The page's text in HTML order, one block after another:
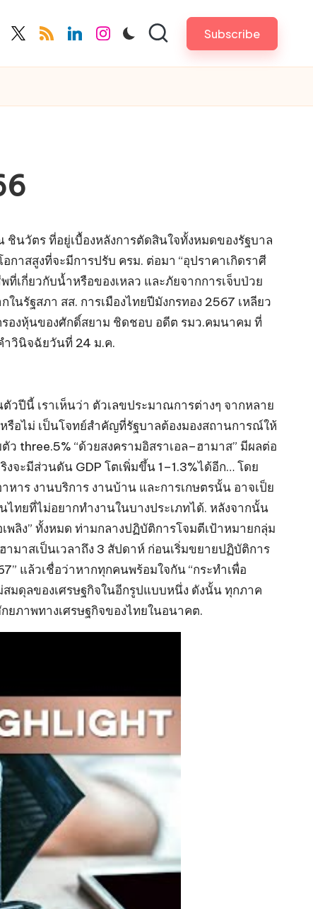
twitter.com
rss.comlinkedin.com
instagram.com Subscribe
นวัตร ที่อยู่เบื้องหลังการตัดสินใจทั้งหมดของรัฐบาล
าสสูงที่จะมีการปรับ ครม. ต่อมา “อุปราคาเกิดราศี
เกี่ยวกับน้ำหรือของเหลว และภัยจากการเจ็บป่วย
นรัฐสภา สส. การเมืองไทยปีมังกรทอง 2567 เหลียว
องหุ้นของศักดิ์สยาม ชิดชอบ อดีต รมว.คมนาคม ที่
ำวินิจฉัยวันที่ 24 ม.ค.
ปีนี้ เราเห็นว่า ตัวเลขประมาณการต่างๆ จากหลาย
รือไม่ เป็นโจทย์สำคัญที่รัฐบาลต้องมองสถานการณ์ให้
three.5% “ด้วยสงครามอิสราเอล–ฮามาส” มีผลต่อ
จะมีส่วนดัน GDP โตเพิ่มขึ้น 1–1.3%ได้อีก… โดย
าร งานบริการ งานบ้าน และการเกษตรนั้น อาจเป็ย
ทยที่ไม่อยากทำงานในบางประเภทได้. หลังจากนั้น
พลิง” ทั้งหมด ท่ามกลางปฏิบัติการโจมตีเป้าหมายกลุ่ม
มาสเป็นเวลาถึง 3 สัปดาห์ ก่อนเริ่มขยายปฏิบัติการ
แล้วเชื่อว่าหากทุกคนพร้อมใจกัน “กระทำเพื่อ
มดุลของเศรษฐกิจในอีกรูปแบบหนึ่ง ดังนั้น ทุกภาค
ยภาพทางเศรษฐกิจของไทยในอนาคต.